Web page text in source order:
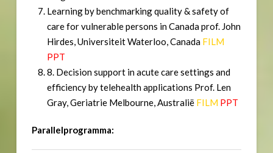
Learning by benchmarking quality & safety of
care for vulnerable persons in Canada prof. John
Hirdes, Universiteit Waterloo, Canada FILM
PPT
8. Decision support in acute care settings and
efficiency by telehealth applications Prof. Len
Gray, Geriatrie Melbourne, Australië FILM PPT
Parallelprogramma: